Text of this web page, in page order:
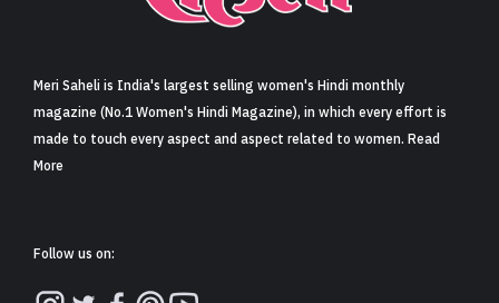
Meri Saheli is India's largest selling women's Hindi monthly
magazine (No.1 Women's Hindi Magazine), in which every effort is
made to touch every aspect and aspect related to women. Read
More
Follow us on: